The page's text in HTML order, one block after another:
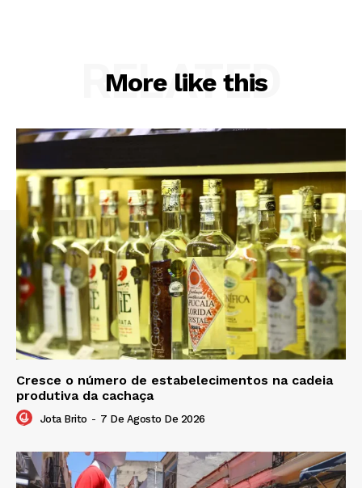
More like this
RELATED
Cresce o número de estabelecimentos na cadeia
produtiva da cachaça
Jota Brito - 7 De Agosto De 2026